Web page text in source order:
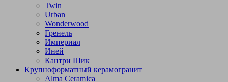
Twin
Urban
Wonderwood
Гренель
Империал
Иней
Кантри Шик
Крупноформатный керамогранит
Alma Ceramica